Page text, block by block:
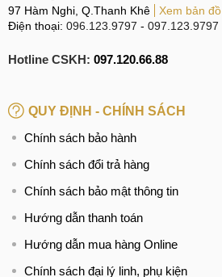
97 Hàm Nghi, Q.Thanh Khê
Xem bản đồ
Điện thoại: 096.123.9797 - 097.123.9797
Hotline CSKH: 097.120.66.88
QUY ĐỊNH - CHÍNH SÁCH
Chính sách bảo hành
Chính sách đổi trả hàng
Chính sách bảo mật thông tin
Hướng dẫn thanh toán
Hướng dẫn mua hàng Online
Chính sách đại lý linh, phụ kiện